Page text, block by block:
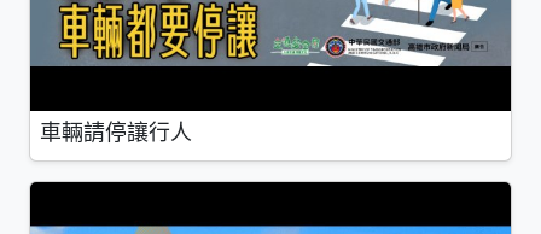
車輛請停讓行人